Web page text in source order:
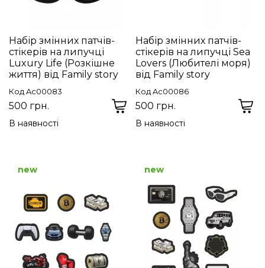
Набір змінних патчів-
стікерів на липучці
Luxury Life (Розкішне
життя) від Family story
Код Ac00083
500 грн.
В наявності
Набір змінних патчів-
стікерів на липучці Sea
Lovers (Любителі моря)
від Family story
Код Ac00086
500 грн.
В наявності
new new